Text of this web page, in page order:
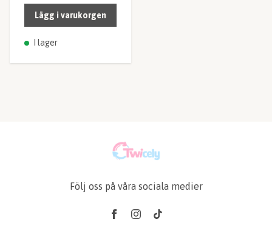
Lägg i varukorgen
I lager
Följ oss på våra sociala medier